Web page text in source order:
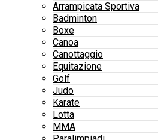
Arrampicata Sportiva
Badminton
Boxe
Canoa
Canottaggio
Equitazione
Golf
Judo
Karate
Lotta
MMA